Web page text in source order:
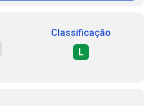
Classificação
L